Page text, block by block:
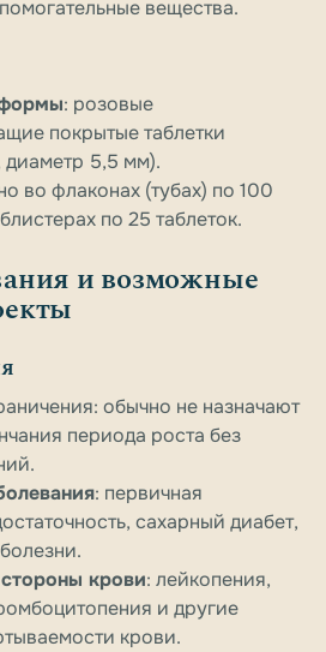
вещества.
: розовые
покрытые таблетки
диаметр 5,5 мм).
во флаконах (тубах) по 100
по 25 таблеток.
и возможные
обычно не назначают
периода роста без
: первичная
сахарный диабет,
крови: лейкопения,
и другие
крови.